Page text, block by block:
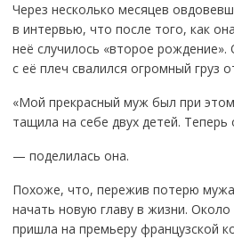
Через несколько месяцев
в интервью, что после того, как
неё случилось «второе
с её плеч свалился огромный груз
«Мой прекрасный муж был при
тащила на себе двух детей. Теперь
— поделилась она.
Похоже, что, пережив потерю
начать новую главу в жизни. Около
пришла на премьеру французской